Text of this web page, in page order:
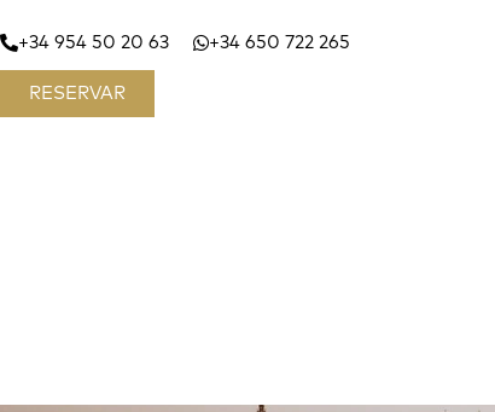
+34 954 50 20 63 +34 650 722 265
RESERVAR